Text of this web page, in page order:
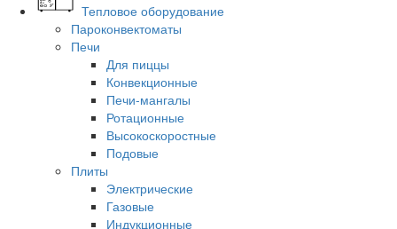
Тепловое оборудование
Пароконвектоматы
Печи
Для пиццы
Конвекционные
Печи-мангалы
Ротационные
Высокоскоростные
Подовые
Плиты
Электрические
Газовые
Индукционные